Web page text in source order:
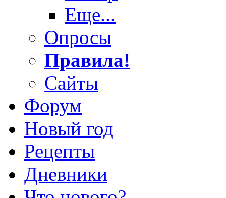
Еще...
Опросы
Правила!
Сайты
Форум
Новый год
Рецепты
Дневники